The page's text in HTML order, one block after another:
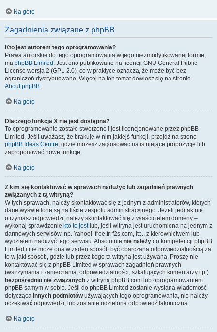
Na górę
Zagadnienia związane z phpBB
Kto jest autorem tego oprogramowania?
Prawa autorskie do tego oprogramowania w jego niezmodyfikowanej formie,
ma phpBB Limited . Jest ono publikowane na licencji GNU General Public
License wersja 2 (GPL-2.0), co w praktyce oznacza, że może być bez
ograniczeń dystrybuowane. Więcej na ten temat dowiesz się na stronie
About phpBB.
Na górę
Dlaczego funkcja X nie jest dostępna?
To oprogramowanie zostało stworzone i jest licencjonowane przez phpBB
Limited. Jeśli uważasz, że brakuje w nim jakiejś funkcji, przejdź na stronę
phpBB Ideas Centre, gdzie możesz zagłosować na istniejące propozycje lub
zaproponować nowe funkcje.
Na górę
Z kim się kontaktować w sprawach nadużyć lub zagadnień prawnych
związanych z tą witryną?
W tych sprawach, należy skontaktować się z jednym z administratorów, których
dane wyświetlone są na liście zespołu administracyjnego. Jeżeli jednak nie
otrzymasz odpowiedzi, należy skontaktować się z właścicielem domeny –
wykonaj sprawdzenie kto to jestlub, jeśli witryna jest uruchomiona na jednym z
darmowych serwisów, np. Yahoo!, free.fr, f2s.com, itp., z kierownictwem lub
wydziałem nadużyć tego serwisu. Absolutnie nie należy do kompetencji phpBB
Limited i nie może ona w żaden sposób być obarczana odpowiedzialnością za
to w jaki sposób, gdzie lub przez kogo ta witryna jest używana. Proszę nie
kontaktować się z phpBB Limited w sprawach zagadnień prawnych
(wstrzymania i zaniechania, odpowiedzialności, szkalujących komentarzy itp.)
bezpośrednio nie związanych z witryną phpBB.com lub oprogramowaniem
phpBB samym w sobie. Jeśli do phpBB Limited zostanie wysłana wiadomość
dotycząca innych podmiotówużywających tego oprogramowania, nie należy
oczekiwać odpowiedzi, lub zostanie udzielona odpowiedź lakoniczna.
Na górę